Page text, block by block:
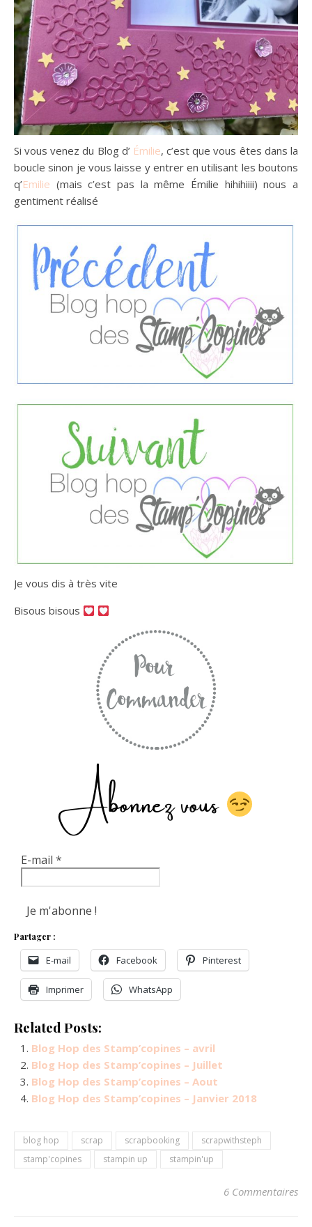
Si vous venez du Blog d’ Émilie, c’est que vous êtes dans la
boucle sinon je vous laisse y entrer en utilisant les boutons
q’Emilie (mais c’est pas la même Émilie hihihiiii) nous a
gentiment réalisé
Je vous dis à très vite
Bisous bisous
Abonnez vous
E-mail *
Partager :
E-mail Facebook Pinterest
Imprimer WhatsApp
Related Posts:
Blog Hop des Stamp’copines – avril
Blog Hop des Stamp’copines – Juillet
Blog Hop des Stamp’copines – Aout
Blog Hop des Stamp’copines – Janvier 2018
blog hop scrap scrapbooking
scrapwithsteph
stamp'copines
stampin up stampin'up
6 Commentaires